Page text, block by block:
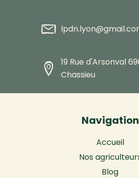
19 Rue d'Arsonval
Chassieu
Navigation
Accueil
Nos
Blog